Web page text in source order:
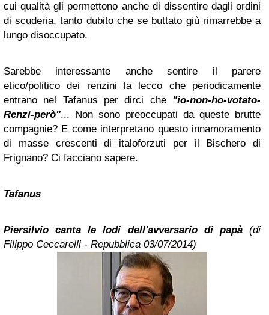
cui qualità gli permettono anche di dissentire dagli ordini
di scuderia, tanto dubito che se buttato giù rimarrebbe a
lungo disoccupato.
Sarebbe interessante anche sentire il parere
etico/politico dei renzini la lecco che periodicamente
entrano nel Tafanus per dirci che "io-non-ho-votato-
Renzi-però"... Non sono preoccupati da queste brutte
compagnie? E come interpretano questo innamoramento
di masse crescenti di italoforzuti per il Bischero di
Frignano? Ci facciano sapere.
Tafanus
Piersilvio canta le lodi dell'avversario di papà (di
Filippo Ceccarelli - Repubblica 03/07/2014)